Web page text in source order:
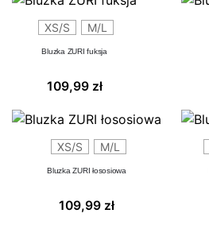
XS/S M/L
Bluzka ZURI fuksja
109,99 zł
XS/S M/L
Bluzka ZURI łososiowa
109,99 zł